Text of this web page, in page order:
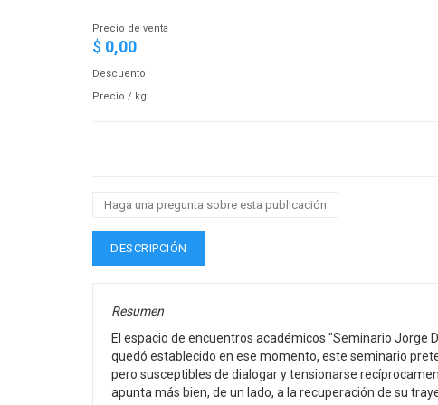
Precio de venta
$ 0,00
Descuento
Precio / kg:
Haga una pregunta sobre esta publicación
DESCRIPCIÓN
Resumen
El espacio de encuentros académicos "Seminario Jorge
quedó establecido en ese momento, este seminario
pero susceptibles de dialogar y tensionarse
apunta más bien, de un lado, a la recuperación de su